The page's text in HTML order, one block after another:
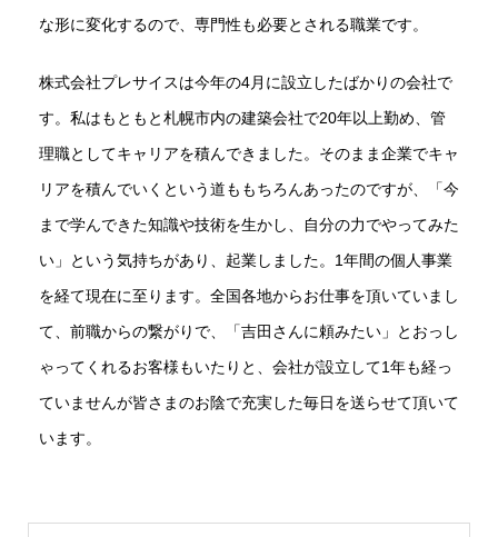
な形に変化するので、専門性も必要とされる職業です。
株式会社プレサイスは今年の4月に設立したばかりの会社で
す。私はもともと札幌市内の建築会社で20年以上勤め、管
理職としてキャリアを積んできました。そのまま企業でキャ
リアを積んでいくという道ももちろんあったのですが、「今
まで学んできた知識や技術を生かし、自分の力でやってみた
い」という気持ちがあり、起業しました。1年間の個人事業
を経て現在に至ります。全国各地からお仕事を頂いていまし
て、前職からの繋がりで、「吉田さんに頼みたい」とおっし
ゃってくれるお客様もいたりと、会社が設立して1年も経っ
ていませんが皆さまのお陰で充実した毎日を送らせて頂いて
います。